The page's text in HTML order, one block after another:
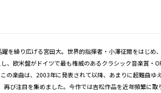
を繰り広げる宮田大。世界的指揮者・小澤征爾をはじ
欧米盤がドイツで最も権威のあるクラシック音楽賞・
楽曲は、2003年に発表されて以降、あまりに超難曲
び注目を集めました。今作では吉松作品を近年頻繁に